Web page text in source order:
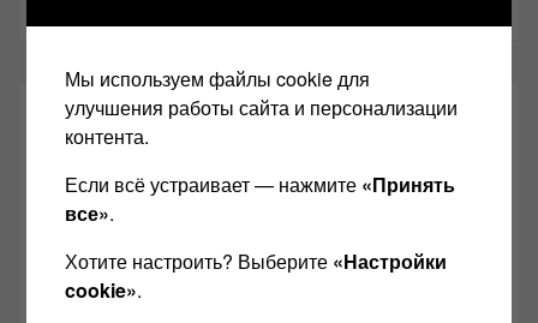
СОЦИАЛЬНЫЕ СЕТИ:
Звукомания сайт оф.группа
Контакт
Мы используем файлы cookie для
улучшения работы сайта и персонализации
контента.
Если всё устраивает — нажмите «Принять
все».
Хотите настроить? Выберите «Настройки
cookie».